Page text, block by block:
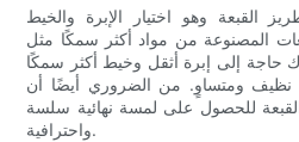
القبعة وهو اختيار الإبرة والخيط
المصنوعة من مواد أكثر سمكًا مثل
حاجة إلى إبرة أثقل وخيط أكثر سمكًا
نظيف ومتساوٍ. من الضروري أيضًا أن
للحصول على لمسة نهائية سلسة
واحترافية.